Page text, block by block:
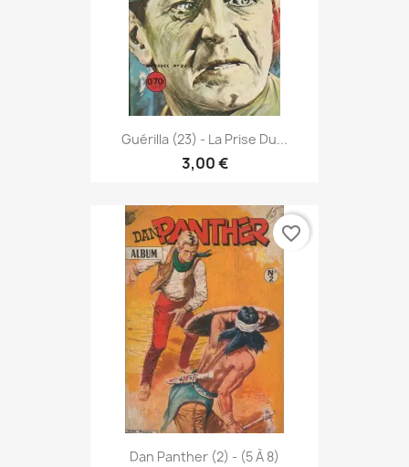
Guérilla (23) - La Prise Du...
3,00 €
Dan Panther (2) - (5 À 8)
favorite_border